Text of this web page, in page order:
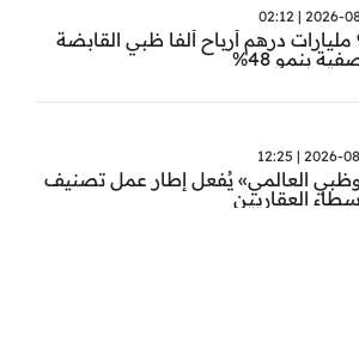
2026-08-03
9.8 مليارات درهم أرباح ألفا ظبي القابضة
بنمو 48%
2026-08-02
العالمي» يُفعل إطار عمل تصنيف
العقاريين